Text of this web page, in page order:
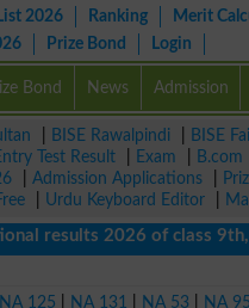
2026 Ranking Merit
Prize Bond Login
Bond News Admission
BISE Rawalpindi BISE
Test Result Exam B.com
Admission Applications
Urdu Keyboard Editor
results 2026 of class 9th,
NA 125 NA 131 NA 53 NA 95